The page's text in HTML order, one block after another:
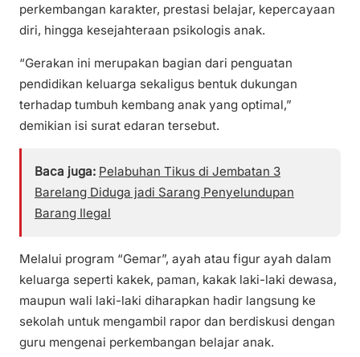
perkembangan karakter, prestasi belajar, kepercayaan
diri, hingga kesejahteraan psikologis anak.
“Gerakan ini merupakan bagian dari penguatan
pendidikan keluarga sekaligus bentuk dukungan
terhadap tumbuh kembang anak yang optimal,”
demikian isi surat edaran tersebut.
Baca juga: Pelabuhan Tikus di Jembatan 3
Barelang Diduga jadi Sarang Penyelundupan
Barang Ilegal
Melalui program “Gemar”, ayah atau figur ayah dalam
keluarga seperti kakek, paman, kakak laki-laki dewasa,
maupun wali laki-laki diharapkan hadir langsung ke
sekolah untuk mengambil rapor dan berdiskusi dengan
guru mengenai perkembangan belajar anak.